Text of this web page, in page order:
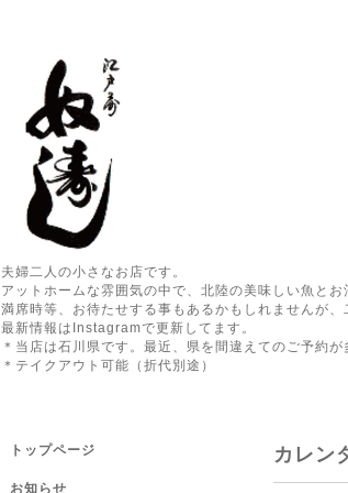
夫婦二人の小さなお店です。
アットホームな雰囲気の中で、北陸の美味しい魚とお
満席時等、お待たせする事もあるかもしれませんが
最新情報はInstagramで更新してます。
＊当店は石川県です。最近、県を間違えてのご予約
＊テイクアウト可能（折代別途）
カレン
トップページ
お知らせ